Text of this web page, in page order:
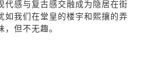
代感与复古感交融成为隐居在街
如我们在堂皇的楼宇和熙攘的弄
但不无趣。